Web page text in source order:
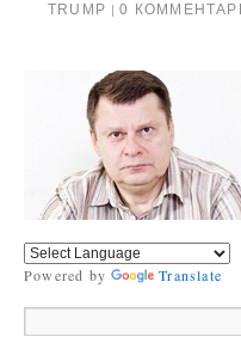
TRUMP | 0
Powered by Translate